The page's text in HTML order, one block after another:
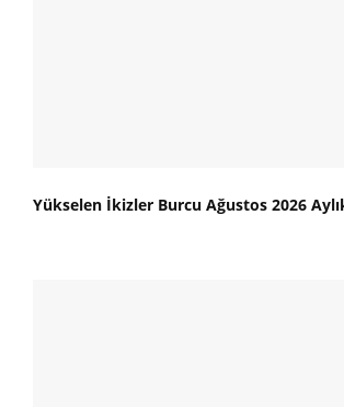
Yükselen İkizler Burcu Ağustos 2026